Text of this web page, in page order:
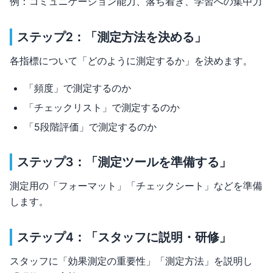
ステップ2：「測定方法を決める」
各指標について「どのように測定するか」を決めます。
「頻度」で測定するのか
「チェックリスト」で測定するのか
「5段階評価」で測定するのか
ステップ3：「測定ツールを準備する」
測定用の「フォーマット」「チェックシート」などを準備
します。
ステップ4：「スタッフに説明・研修」
スタッフに「効果測定の重要性」「測定方法」を説明し